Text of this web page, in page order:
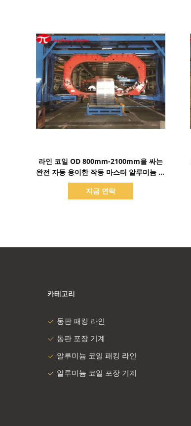
라인 코일 OD 800mm-2100mm을 싸는
완전 자동 용이한 작동 마스터 알루미늄 코
일
지금 연락
카테고리
동판 패킹 라인
동판 포장 기계
알루미늄 코일 패킹 라인
알루미늄 코일 포장 기계